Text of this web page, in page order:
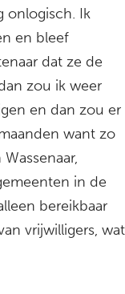
onlogisch. Ik
en bleef
dat ze de
zou ik weer
en dan zou er
want zo
in de
bereikbaar
vrijwilligers, wat